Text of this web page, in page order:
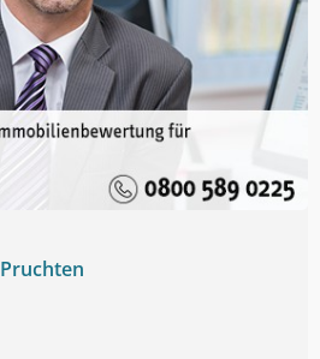
Pruchten